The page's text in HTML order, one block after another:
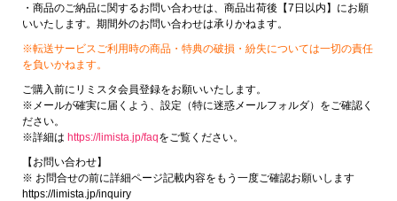
・商品のご納品に関するお問い合わせは、商品出荷後【7日以内】にお願
いいたします。期間外のお問い合わせは承りかねます。
※転送サービスご利用時の商品・特典の破損・紛失については一切の責任
を負いかねます。
ご購入前にリミスタ会員登録をお願いいたします。
※メールが確実に届くよう、設定（特に迷惑メールフォルダ）をご確認く
ださい。
※詳細は https://limista.jp/faqをご覧ください。
【お問い合わせ】
※ お問合せの前に詳細ページ記載内容をもう一度ご確認お願いします
https://limista.jp/inquiry